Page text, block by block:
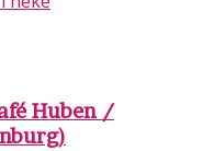
Huben /